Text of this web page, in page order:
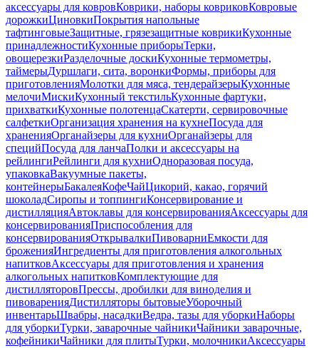
аксессуары для ковровКоврики, наборы ковриковКовровые
дорожкиЦиновкиПокрытия напольные
тафтинговыеЗащитные, грязезащитные коврикиКухонные
принадлежностиКухонные приборыТерки,
овощерезкиРазделочные доскиКухонные термометры,
таймерыДуршлаги, сита, воронкиФормы, приборы для
приготовленияМолотки для мяса, тендерайзерыКухонные
мелочиМискиКухонный текстильКухонные фартуки,
прихваткиКухонные полотенцаСкатерти, сервировочные
салфеткиОрганизация хранения на кухнеПосуда для
храненияОрганайзеры для кухниОрганайзеры для
специйПосуда для ланчаПолки и аксессуары на
рейлингиРейлинги для кухниОдноразовая посуда,
упаковкаВакуумные пакеты,
контейнерыБакалеяКофеЧайЦикорий, какао, горячий
шоколадСиропы и топпингиКонсервирование и
дистилляцияАвтоклавы для консервированияАксессуары для
консервированияПриспособления для
консервированияОткрывалкиПивоварниЕмкости для
броженияИнгредиенты для приготовления алкогольных
напитковАксессуары для приготовления и хранения
алкогольных напитковКомплектующие для
дистилляторовПрессы, дробилки для виноделия и
пивоваренияДистилляторы бытовыеУборочный
инвентарьШвабры, насадкиВедра, тазы для уборкиНаборы
для уборкиТурки, заварочные чайникиЧайники заварочные,
кофейникиЧайники для плитыТурки, молочникиАксессуары